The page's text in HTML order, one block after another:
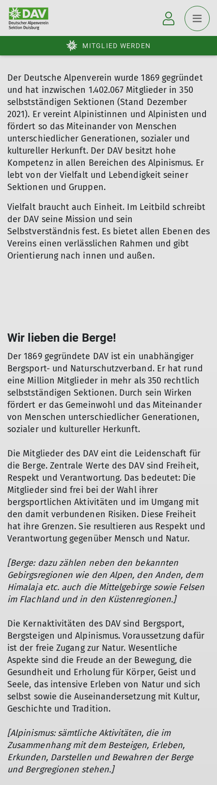
MITGLIED WERDEN
Der Deutsche Alpenverein wurde 1869 gegründet
und hat inzwischen 1.402.067 Mitglieder in 350
selbstständigen Sektionen (Stand Dezember
2021). Er vereint Alpinistinnen und Alpinisten und
fördert so das Miteinander von Menschen
unterschiedlicher Generationen, sozialer und
kultureller Herkunft. Der DAV besitzt hohe
Kompetenz in allen Berei­chen des Alpinismus. Er
lebt von der Vielfalt und Lebendigkeit seiner
Sektionen und Gruppen.
Vielfalt braucht auch Einheit. Im Leitbild schreibt
der DAV seine Mission und sein
Selbstverständnis fest. Es bietet allen Ebenen des
Vereins einen verlässlichen Rahmen und gibt
Orientierung nach innen und außen.
Wir lieben die Berge!
Der 1869 gegründete DAV ist ein unabhängiger
Bergsport- und Naturschutzverband. Er hat rund
eine Million Mitglieder in mehr als 350 rechtlich
selbstständigen Sektionen. Durch sein Wirken
fördert er das Gemeinwohl und das Miteinander
von Menschen unterschiedlicher Generationen,
sozialer und kultureller Herkunft.
Die Mitglieder des DAV eint die Leidenschaft für
die Berge. Zentrale Werte des DAV sind Freiheit,
Respekt und Verantwortung. Das bedeutet: Die
Mitglieder sind frei bei der Wahl ihrer
bergsportlichen Aktivitäten und im Umgang mit
den damit verbundenen Risiken. Diese Freiheit
hat ihre Grenzen. Sie resultieren aus Respekt und
Verantwortung gegenüber Mensch und Natur.
[Berge: dazu zählen neben den bekannten
Gebirgsregionen wie den Alpen, den Anden, dem
Himalaja etc. auch die Mittelgebirge sowie Felsen
im Flachland und in den Küstenregionen.]
Die Kernaktivitäten des DAV sind Bergsport,
Bergsteigen und Alpinismus. Voraussetzung dafür
ist der freie Zugang zur Natur. Wesentliche
Aspekte sind die Freude an der Bewegung, die
Gesundheit und Erholung für Körper, Geist und
Seele, das intensive Erleben von Natur und sich
selbst sowie die Auseinandersetzung mit Kultur,
Geschichte und Tradition.
[Alpinismus: sämtliche Aktivitäten, die im
Zusammenhang mit dem Besteigen, Erleben,
Erkunden, Darstellen und Bewahren der Berge
und Bergregionen stehen.]